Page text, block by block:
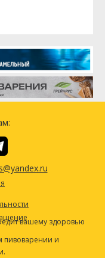
вашему здоровью
и